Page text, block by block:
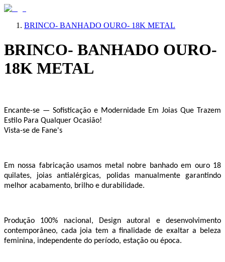
BRINCO- BANHADO OURO- 18K METAL
BRINCO- BANHADO OURO-
18K METAL
Encante-se — Sofisticação e Modernidade Em Joias Que Trazem
Estilo Para Qualquer Ocasião!
Vista-se de Fane's
Em nossa fabricação usamos metal nobre banhado em ouro 18
quilates, joias antialérgicas, polidas manualmente garantindo
melhor acabamento, brilho e durabilidade.
Produção 100% nacional, Design autoral e desenvolvimento
contemporâneo, cada joia tem a finalidade de exaltar a beleza
feminina, independente do período, estação ou época.